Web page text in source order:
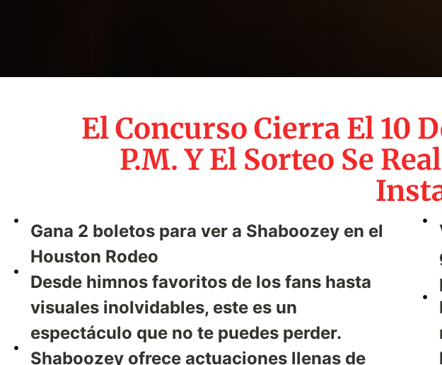
El Concurso Cierra El 10
P.m. Y El Sorteo Se
Gana 2 boletos para ver a Shaboozey en el
Houston Rodeo
Desde himnos favoritos de los fans hasta
visuales inolvidables, este es un
espectáculo que no te puedes perder.
Shaboozey ofrece actuaciones llenas de